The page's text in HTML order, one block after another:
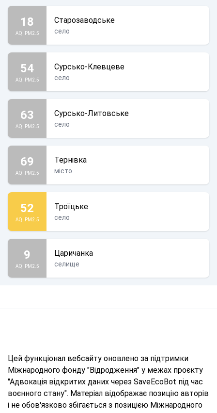
18
AQI PM2.5
Старозаводське
село
54
AQI PM2.5
Сурсько-Клевцеве
село
63
AQI PM2.5
Сурсько-Литовське
село
69
AQI PM2.5
Тернівка
місто
52
AQI PM2.5
Троїцьке
село
9
AQI PM2.5
Царичанка
селище
Цей функціонал вебсайту оновлено за підтримки
Міжнародного фонду "Відродження" у межах проєкту
"Адвокація відкритих даних через SaveEcoBot під час
воєнного стану". Матеріал відображає позицію авторів
і не обов'язково збігається з позицією Міжнародного